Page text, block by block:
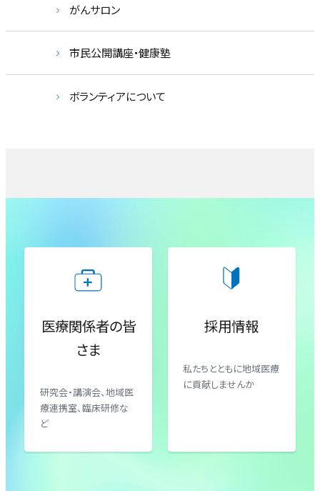
がんサロン
市民公開講座・健康塾
ボランティアについて
医療関係者の皆
さま
研究会・講演会、地域医
療連携室、臨床研修な
ど
採用情報
私たちとともに地域医療
に貢献しませんか